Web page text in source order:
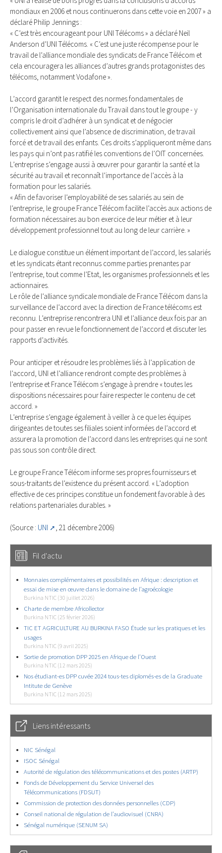
mondiaux en 2006 et nous continuerons dans cette voie en 2007 » a
déclaré Philip Jennings :
« C’est très encourageant pour UNI Télécoms » a déclaré Neil
Anderson d’UNI Télécoms. « C’est une juste récompense pour le
travail de l’alliance mondiale des syndicats de France Télécom et
cela encouragera les alliances d’autres grands protagonistes des
télécoms, notamment Vodafone ».
L’accord garantit le respect des normes fondamentales de
l’Organisation internationale du Travail dans tout le groupe - y
compris le droit d’adhérer à un syndicat et de négocier
collectivement ainsi que l’absence de discrimination, de travail
forcé et de travail des enfants. Ces droits s’appliqueront même dans
les pays qui n’ont pas ratifié les conventions de l’OIT concernées.
L’entreprise s’engage aussi à œuvrer pour garantir la santé et la
sécurité au travail et reconnaît l’importance de l’accès à la
formation pour les salariés.
« Afin de favoriser l’employabilité de ses salariés au sein de
l’entreprise, le groupe France Télécom facilite l’accès aux actions de
formation nécessaires au bon exercice de leur métier et à leur
développement professionnel tout au long de leur carrière. »
Le dialogue constitue un élément important de l’accord, les salariés
et les syndicats étant reconnus comme parties prenantes par
l’entreprise, tout comme l’Etat, les organismes professionnels et les
actionnaires.
Le rôle de l’alliance syndicale mondiale de France Télécom dans la
surveillance de l’accord avec la direction de France télécoms est
reconnu. L’entreprise rencontrera UNI et l’alliance deux fois par an
pour passer en revue le fonctionnement de l’accord et discuter les
rapports d’activités.
Pour anticiper et résoudre les problèmes liés à l’application de
l’accord, UNI et l’alliance rendront compte des problèmes à
l’entreprise et France Télécom s’engage à prendre « toutes les
dispositions nécessaires pour faire respecter le contenu de cet
accord. »
L’entreprise s’engage également à veiller à ce que les équipes
dirigeantes de toutes ses filiales soient informées de l’accord et
assurera la promotion de l’accord dans les entreprises qui ne sont
pas sous son contrôle direct.
Le groupe France Télécom informe ses propres fournisseurs et
sous-traitants de l’existence du présent accord. « L’adoption
effective de ces principes constitue un fondement favorable à des
relations partenariales durables. »
(Source : UNI , 21 décembre 2006)
Fil d'actu
Monnaies complémentaires et possibilités en Afrique : description et
essai de mise en œuvre dans le domaine de l’agroécologie
Burkina NTIC (30 juillet 2026)
Charte de membre Africollector
Burkina NTIC (25 février 2026)
TIC ET AGRICULTURE AU BURKINA FASO Étude sur les pratiques et les
usages
Burkina NTIC (9 avril 2025)
Sortie de promotion DPP 2025 en Afrique de l’Ouest
Burkina NTIC (12 mars 2025)
Nos étudiant-es DPP cuvée 2024 tous-tes diplomés-es de la Graduate
Intitute de Genève
Burkina NTIC (12 mars 2025)
Liens intéressants
NIC Sénégal
ISOC Sénégal
Autorité de régulation des télécommunications et des postes (ARTP)
Fonds de Développement du Service Universel des
Télécommunications (FDSUT)
Commission de protection des données personnelles (CDP)
Conseil national de régulation de l’audiovisuel (CNRA)
Sénégal numérique (SENUM SA)